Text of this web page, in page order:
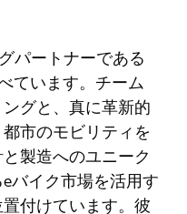
パートナーである
ています。チーム
グと、真に革新的
市のモビリティを
製造へのユニーク
バイク市場を活用す
付けています。彼